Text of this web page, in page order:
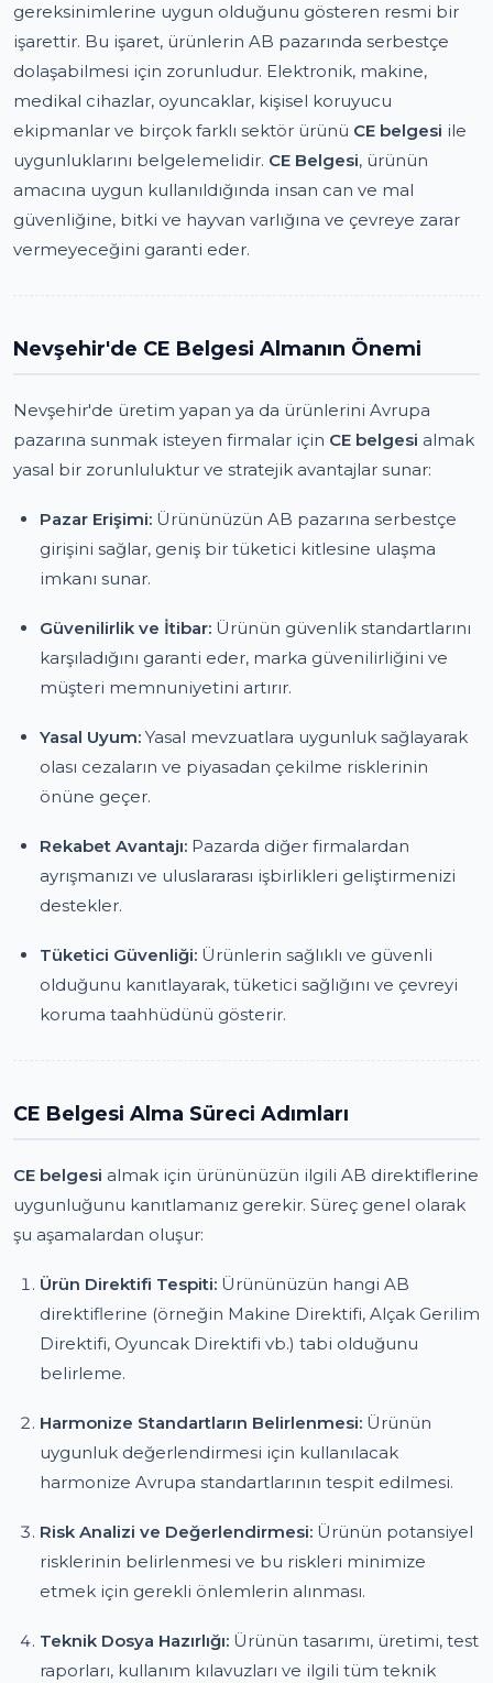
gereksinimlerine uygun olduğunu gösteren resmi bir
işarettir. Bu işaret, ürünlerin AB pazarında serbestçe
dolaşabilmesi için zorunludur. Elektronik, makine,
medikal cihazlar, oyuncaklar, kişisel koruyucu
ekipmanlar ve birçok farklı sektör ürünü CE belgesi ile
uygunluklarını belgelemelidir. CE Belgesi, ürünün
amacına uygun kullanıldığında insan can ve mal
güvenliğine, bitki ve hayvan varlığına ve çevreye zarar
vermeyeceğini garanti eder.
Nevşehir'de CE Belgesi Almanın Önemi
Nevşehir'de üretim yapan ya da ürünlerini Avrupa
pazarına sunmak isteyen firmalar için CE belgesi almak
yasal bir zorunluluktur ve stratejik avantajlar sunar:
Pazar Erişimi: Ürününüzün AB pazarına serbestçe
girişini sağlar, geniş bir tüketici kitlesine ulaşma
imkanı sunar.
Güvenilirlik ve İtibar: Ürünün güvenlik standartlarını
karşıladığını garanti eder, marka güvenilirliğini ve
müşteri memnuniyetini artırır.
Yasal Uyum: Yasal mevzuatlara uygunluk sağlayarak
olası cezaların ve piyasadan çekilme risklerinin
önüne geçer.
Rekabet Avantajı: Pazarda diğer firmalardan
ayrışmanızı ve uluslararası işbirlikleri geliştirmenizi
destekler.
Tüketici Güvenliği: Ürünlerin sağlıklı ve güvenli
olduğunu kanıtlayarak, tüketici sağlığını ve çevreyi
koruma taahhüdünü gösterir.
CE Belgesi Alma Süreci Adımları
CE belgesi almak için ürününüzün ilgili AB direktiflerine
uygunluğunu kanıtlamanız gerekir. Süreç genel olarak
şu aşamalardan oluşur:
Ürün Direktifi Tespiti: Ürününüzün hangi AB
direktiflerine (örneğin Makine Direktifi, Alçak Gerilim
Direktifi, Oyuncak Direktifi vb.) tabi olduğunu
belirleme.
Harmonize Standartların Belirlenmesi: Ürünün
uygunluk değerlendirmesi için kullanılacak
harmonize Avrupa standartlarının tespit edilmesi.
Risk Analizi ve Değerlendirmesi: Ürünün potansiyel
risklerinin belirlenmesi ve bu riskleri minimize
etmek için gerekli önlemlerin alınması.
Teknik Dosya Hazırlığı: Ürünün tasarımı, üretimi, test
raporları, kullanım kılavuzları ve ilgili tüm teknik